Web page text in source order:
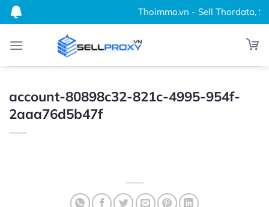
Bỏ
qua
dung
Thoimmo.vn - Sell Thordata,
account-80898c32-821c-4995-954f-
2aaa76d5b47f